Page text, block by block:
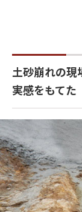
土砂崩れの現
実感をもてた